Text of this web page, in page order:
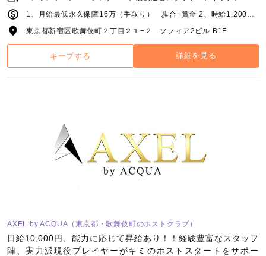
東京都新宿区歌舞伎町２丁目２１−２ ソフィア2ビル B1F
キープする 詳細を見る
AXEL by ACQUA（東京都・歌舞伎町のホストクラブ）
日給10,000円、能力に応じて昇給あり！！経験豊富なスタッフ
陣、実力派現役プレイヤーがキミのホストスタートをサポー